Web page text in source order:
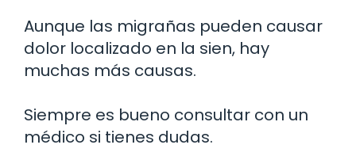
Aunque las migrañas pueden causar
dolor localizado en la sien, hay
muchas más causas.
Siempre es bueno consultar con un
médico si tienes dudas.